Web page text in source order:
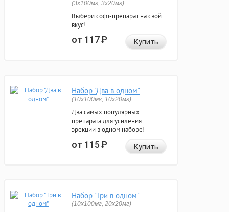
(3x100мг, 3x20мг)
Выбери софт-препарат на свой
вкус!
от 117Р Купить
Набор "Два в одном"
(10x100мг, 10x20мг)
Два самых популярных
препарата для усиления
эрекции в одном наборе!
от 115Р Купить
Набор "Три в одном"
(10x100мг, 20x20мг)